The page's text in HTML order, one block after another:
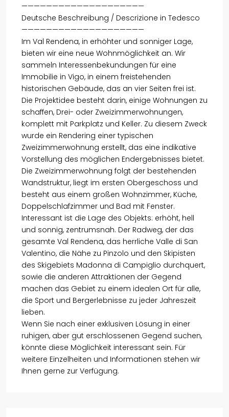
————————————————————
Deutsche Beschreibung / Descrizione in Tedesco
————————————————————
Im Val Rendena, in erhöhter und sonniger Lage,
bieten wir eine neue Wohnmöglichkeit an. Wir
sammeln Interessenbekundungen für eine
Immobilie in Vigo, in einem freistehenden
historischen Gebäude, das an vier Seiten frei ist.
Die Projektidee besteht darin, einige Wohnungen zu
schaffen, Drei- oder Zweizimmerwohnungen,
komplett mit Parkplatz und Keller. Zu diesem Zweck
wurde ein Rendering einer typischen
Zweizimmerwohnung erstellt, das eine indikative
Vorstellung des möglichen Endergebnisses bietet.
Die Zweizimmerwohnung folgt der bestehenden
Wandstruktur, liegt im ersten Obergeschoss und
besteht aus einem großen Wohnzimmer, Küche,
Doppelschlafzimmer und Bad mit Fenster.
Interessant ist die Lage des Objekts: erhöht, hell
und sonnig, zentrumsnah. Der Radweg, der das
gesamte Val Rendena, das herrliche Valle di San
Valentino, die Nähe zu Pinzolo und den Skipisten
des Skigebiets Madonna di Campiglio durchquert,
sowie die anderen Attraktionen der Gegend
machen das Gebiet zu einem idealen Ort für alle,
die Sport und Bergerlebnisse zu jeder Jahreszeit
lieben.
Wenn Sie nach einer exklusiven Lösung in einer
ruhigen, aber gut erschlossenen Gegend suchen,
könnte diese Möglichkeit interessant sein. Für
weitere Einzelheiten und Informationen stehen wir
Ihnen gerne zur Verfügung.